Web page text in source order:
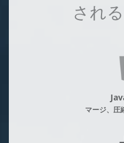
され
マージ、圧